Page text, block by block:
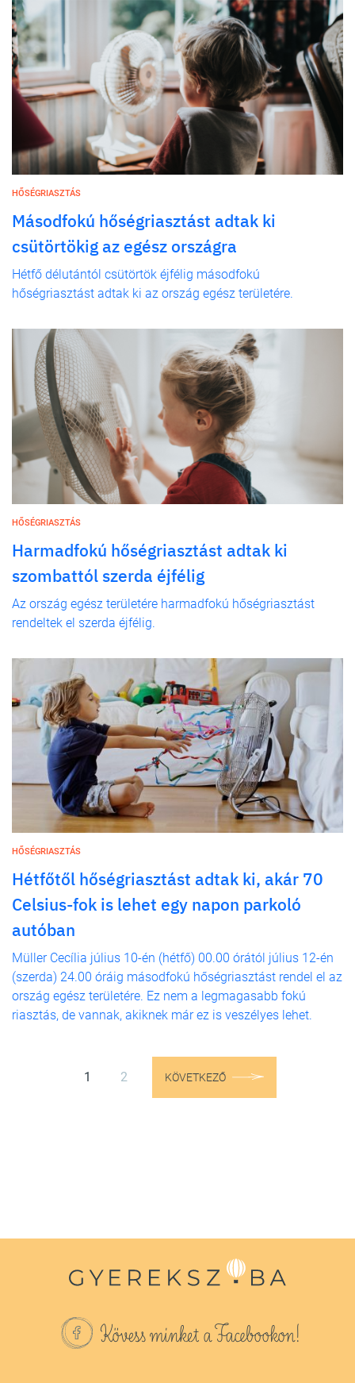
HŐSÉGRIASZTÁS
Másodfokú hőségriasztást adtak ki
csütörtökig az egész országra
Hétfő délutántól csütörtök éjfélig másodfokú
hőségriasztást adtak ki az ország egész területére.
HŐSÉGRIASZTÁS
Harmadfokú hőségriasztást adtak ki
szombattól szerda éjfélig
Az ország egész területére harmadfokú hőségriasztást
rendeltek el szerda éjfélig.
HŐSÉGRIASZTÁS
Hétfőtől hőségriasztást adtak ki, akár 70
Celsius-fok is lehet egy napon parkoló
autóban
Müller Cecília július 10-én (hétfő) 00.00 órától július 12-én
(szerda) 24.00 óráig másodfokú hőségriasztást rendel el az
ország egész területére. Ez nem a legmagasabb fokú
riasztás, de vannak, akiknek már ez is veszélyes lehet.
1 2 KÖVETKEZŐ
Kövess minket a Facebookon!